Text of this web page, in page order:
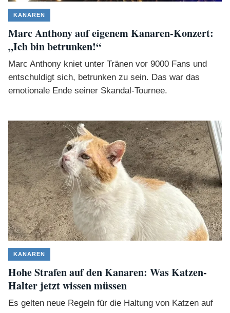
KANAREN
Marc Anthony auf eigenem Kanaren-Konzert:
„Ich bin betrunken!“
Marc Anthony kniet unter Tränen vor 9000 Fans und
entschuldigt sich, betrunken zu sein. Das war das
emotionale Ende seiner Skandal-Tournee.
KANAREN
Hohe Strafen auf den Kanaren: Was Katzen-
Halter jetzt wissen müssen
Es gelten neue Regeln für die Haltung von Katzen auf